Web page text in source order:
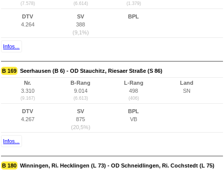
(7.578) (6.614) (1.379)
DTV
4.264
SV
388
(9,1%)
BPL
Infos...
B 169 Seerhausen (B 6) - OD Stauchitz, Riesaer Straße (S 86)
Nr.
3.310
(9.167)
B-Rang
9.014
(6.613)
L-Rang
498
(406)
Land
SN
DTV
4.267
SV
875
(20,5%)
BPL
VB
Infos...
B 180 Winningen, Ri. Hecklingen (L 73) - OD Schneidlingen, Ri. Cochstedt (L 75)